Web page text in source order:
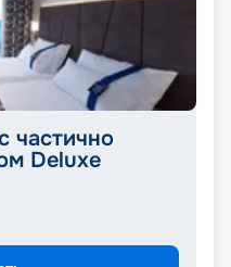
частично
Deluxe